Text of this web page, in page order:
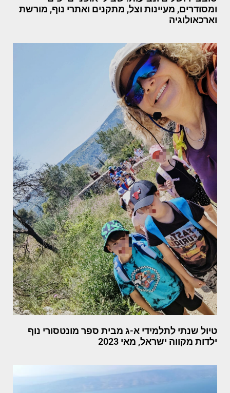
ומסודרים, מעיינות וצל, מתקנים ואתרי נוף, מורשת
וארכאולוגיה
טיול שנתי לתלמידי א-ג מבית ספר מונטסורי נוף
ילדות מקווה ישראל, מאי 2023